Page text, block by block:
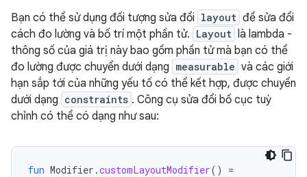
Bạn có thể sử dụng đối tượng sửa đổi layout để sửa đổi
cách đo lường và bố trí một phần tử. Layout là lambda -
thông số của giá trị này bao gồm phần tử mà bạn có thể
đo lường được chuyển dưới dạng measurable và các giới
hạn sắp tới của những yếu tố có thể kết hợp, được chuyển
dưới dạng constraints . Công cụ sửa đổi bố cục tuỳ
chỉnh có thể có dạng như sau:
fun Modifier .customLayoutModifier()
=